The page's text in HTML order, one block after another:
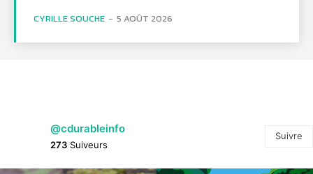
CYRILLE SOUCHE - 5 AOÛT 2026
@cdurableinfo
273 Suiveurs
Suivre